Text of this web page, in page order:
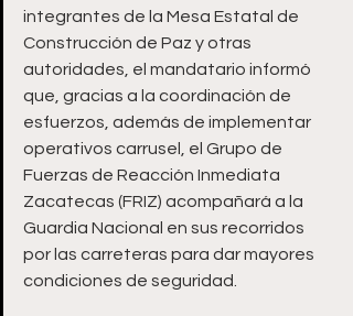
integrantes de la Mesa Estatal de
Construcción de Paz y otras
autoridades, el mandatario informó
que, gracias a la coordinación de
esfuerzos, además de implementar
operativos carrusel, el Grupo de
Fuerzas de Reacción Inmediata
Zacatecas (FRIZ) acompañará a la
Guardia Nacional en sus recorridos
por las carreteras para dar mayores
condiciones de seguridad.